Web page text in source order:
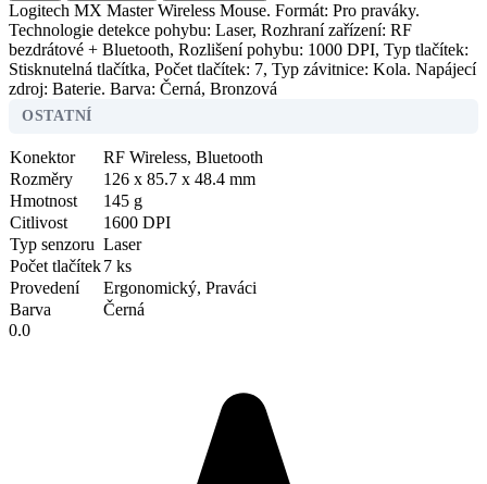
Logitech MX Master Wireless Mouse. Formát: Pro praváky.
Technologie detekce pohybu: Laser, Rozhraní zařízení: RF
bezdrátové + Bluetooth, Rozlišení pohybu: 1000 DPI, Typ tlačítek:
Stisknutelná tlačítka, Počet tlačítek: 7, Typ závitnice: Kola. Napájecí
zdroj: Baterie. Barva: Černá, Bronzová
OSTATNÍ
Konektor
RF Wireless, Bluetooth
Rozměry
126 x 85.7 x 48.4 mm
Hmotnost
145 g
Citlivost
1600 DPI
Typ senzoru Laser
Počet tlačítek7 ks
Provedení
Ergonomický, Praváci
Barva
Černá
0.0